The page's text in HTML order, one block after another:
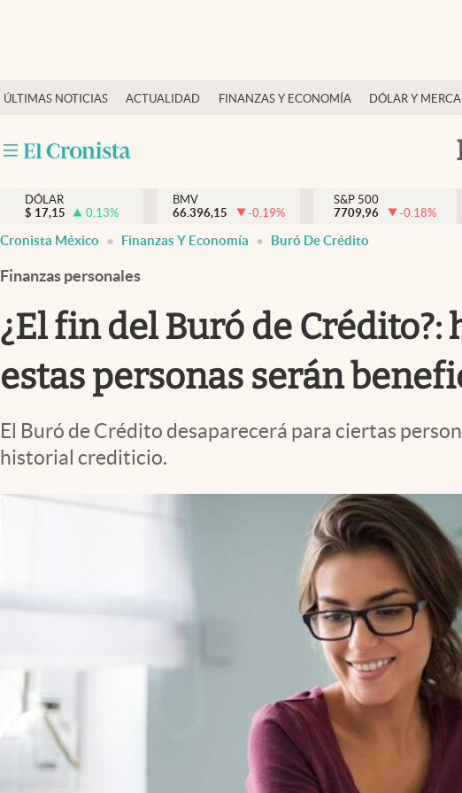
ÚLTIMAS NOTICIAS ACTUALIDAD FINANZAS Y ECONOMÍA DÓLAR Y
Actualidad
Internacionales
Opinión
Brand Strategy
Vida y estilo
Tv
Espiritualidad
DÓLAR
$ 17,15 0.13%
BMV
66.396,15
-0.19%
S&P 500
7709,96
-0.18%
Cronista México Finanzas Y Economía Buró De Crédito
Finanzas personales
¿El fin del Buró de
estas personas serán
El Buró de Crédito desaparecerá para ciertas
historial crediticio.